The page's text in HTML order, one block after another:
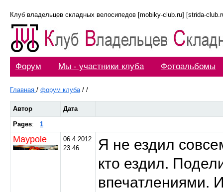
Клуб владельцев складных велосипедов [mobiky-club.ru] [strida-
Форум Мы - участники клуба Фотоальбомы
Главная / форум клуба/ /
Автор Дата
Pages: 1
Maypole
06.4.2012
23:46
Я не ездил
кто ездил.
впечатлениями.